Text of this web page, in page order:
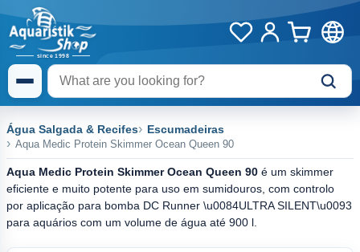
Água Salgada & Recifes Escumadeiras
Aqua Medic Protein Skimmer Ocean Queen 90
Aqua Medic Protein Skimmer Ocean Queen 90 é um skimmer
eficiente e muito potente para uso em sumidouros, com controlo
por aplicação para bomba DC Runner \u0084ULTRA SILENT\u0093
para aquários com um volume de água até 900 l.